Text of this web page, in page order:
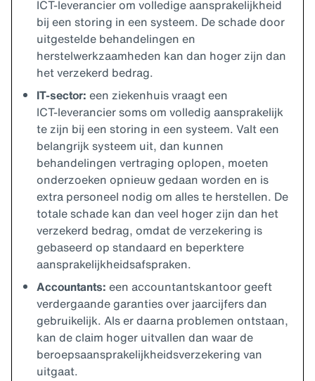
ICT‑leverancier om volledige aansprakelijkheid
bij een storing in een systeem. De schade door
uitgestelde behandelingen en
herstelwerkzaamheden kan dan hoger zijn dan
het verzekerd bedrag.
IT‑sector: een ziekenhuis vraagt een
ICT‑leverancier soms om volledig aansprakelijk
te zijn bij een storing in een systeem. Valt een
belangrijk systeem uit, dan kunnen
behandelingen vertraging oplopen, moeten
onderzoeken opnieuw gedaan worden en is
extra personeel nodig om alles te herstellen. De
totale schade kan dan veel hoger zijn dan het
verzekerd bedrag, omdat de verzekering is
gebaseerd op standaard en beperktere
aansprakelijkheidsafspraken.
Accountants: een accountantskantoor geeft
verdergaande garanties over jaarcijfers dan
gebruikelijk. Als er daarna problemen ontstaan,
kan de claim hoger uitvallen dan waar de
beroepsaansprakelijkheidsverzekering van
uitgaat.